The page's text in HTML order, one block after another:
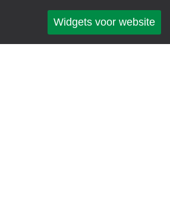
Widgets voor website